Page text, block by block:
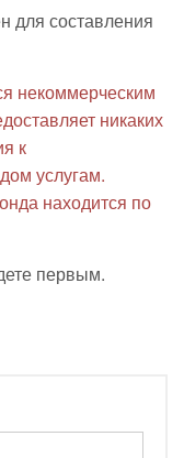
для составления
некоммерческим
никаких
к
услугам.
находится по
первым.